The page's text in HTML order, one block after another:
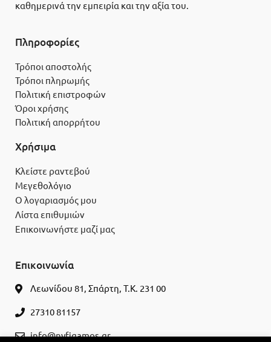
καθημερινά την εμπειρία και την αξία του.
Πληροφορίες
Τρόποι αποστολής
Τρόποι πληρωμής
Πολιτική επιστροφών
Όροι χρήσης
Πολιτική απορρήτου
Χρήσιμα
Κλείστε ραντεβού
Μεγεθολόγιο
Ο λογαριασμός μου
Λίστα επιθυμιών
Επικοινωνήστε μαζί μας
Επικοινωνία
Λεωνίδου 81, Σπάρτη, Τ.Κ. 231 00
27310 81157
info@nyfigamos.gr